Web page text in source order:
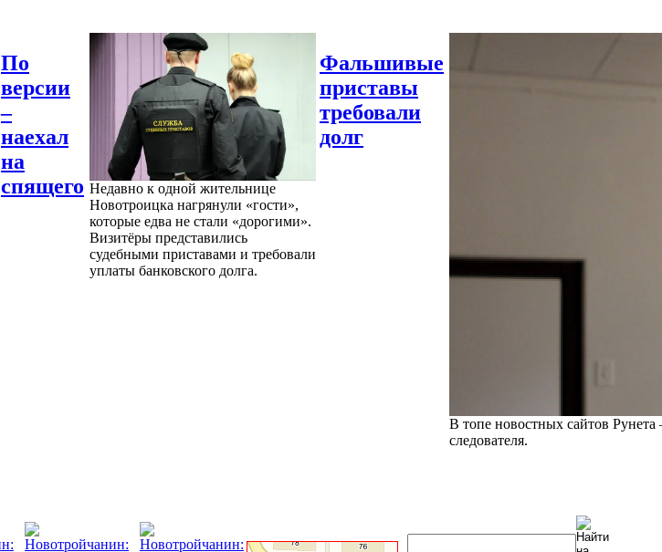
По
версии
–
наехал
на
спящего Недавно к одной жительнице
Новотроицка нагрянули «гости»,
которые едва не стали «дорогими».
Визитёры представились
судебными приставами и требовали
уплаты банковского долга.
Фальшивые
приставы
требовали
долг
В топе новостных сайтов Рунета
следователя.